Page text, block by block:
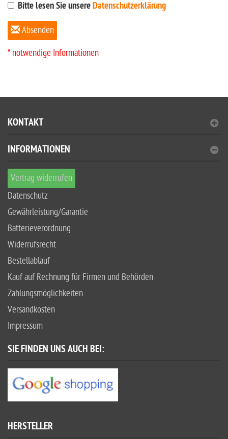
Bitte lesen Sie unsereDatenschutzerklärung
Absenden
* notwendige Informationen
KONTAKT
INFORMATIONEN
Vertrag widerrufen
Datenschutz
Gewährleistung/Garantie
Batterieverordnung
Widerrufsrecht
Bestellablauf
Kauf auf Rechnung für Firmen und Behörden
Zahlungsmöglichkeiten
Versandkosten
Impressum
SIE FINDEN UNS AUCH BEI:
HERSTELLER